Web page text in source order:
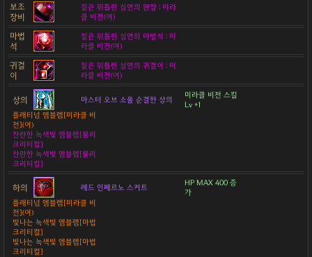
보조
장비
짙은 뒤틀린 심연의 완장 : 미라
클 비전(여)
마법
석
짙은 뒤틀린 심연의 마법석 : 미
라클 비전(여)
귀걸
이
짙은 뒤틀린 심연의 귀걸이 : 미
라클 비전(여)
상의 마스터 오브 소울 순결한 상의
미라클 비전 스킬
Lv +1
플래티넘 엠블렘[미라클 비
전](여)
찬란한 녹색빛 엠블렘[물리
크리티컬]
찬란한 녹색빛 엠블렘[물리
크리티컬]
하의 레드 인페르노 스커트
HP MAX 400 증
가
플래티넘 엠블렘[미라클 비
전](여)
빛나는 녹색빛 엠블렘[마법
크리티컬]
빛나는 녹색빛 엠블렘[마법
크리티컬]